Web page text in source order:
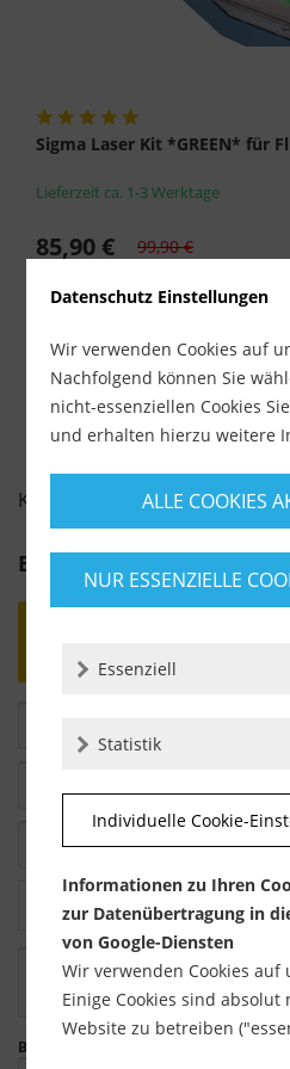
Sigma Laser Kit *GREEN* für
Lieferzeit ca. 1-3 Werktage
85,90 € 99,90 €
Bewertung schreiben
Bitte geben Sie die Zeichenfolge in
Datenschutz Einstellungen
Wir verwenden Cookies auf
Nachfolgend können Sie
nicht-essenziellen Cookies
und erhalten hierzu weitere
ALLE COOKIES
NUR ESSENZIELLE
Essenziell
Statistik
Individuelle Cookie-
Informationen zu Ihren
zur Datenübertragung in
von Google-Diensten
Wir verwenden Cookies auf
Einige Cookies sind
Website zu betreiben